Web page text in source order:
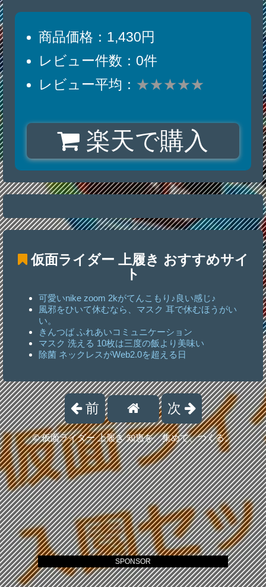
商品価格：1,430円
レビュー件数：0件
レビュー平均： ★★★★★
楽天で購入
仮面ライダー 上履き おすすめサイ
ト
可愛いnike zoom 2kがてんこもり♪良い感じ♪
風邪をひいて休むなら、マスク 耳で休むほうがい
い。
きんつば ふれあいコミュニケーション
マスク 洗える 10枚は三度の飯より美味い
除菌 ネックレスがWeb2.0を超える日
前 次
©仮面ライダー 上履き 知恵を、集めて、つくる。
SPONSOR